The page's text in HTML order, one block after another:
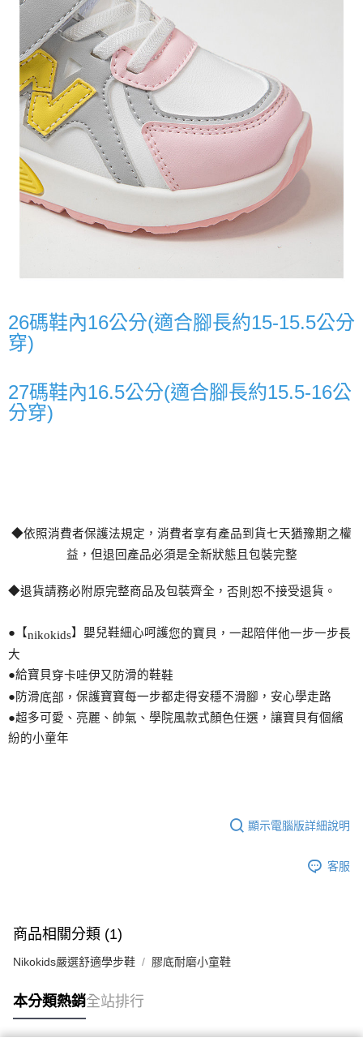
26碼鞋內16公分(適合腳長約15-15.5公分
穿)
27碼鞋內16.5公分(適合腳長約15.5-16公
分穿)
◆依照消費者保護法規定，消費者享有 產品到貨七天猶豫期之權
益，但退回 產品必須是全新狀態且包裝完整
◆退貨請務必附原完整商品及包裝齊全， 否則恕不接受退貨。
●【nikokids】嬰兒鞋細心呵護您的寶貝，一起陪伴他一步一步長
大
●給寶貝穿卡哇伊又防滑的鞋鞋
●防滑底部， 保護寶寶每一步都走得安穩不滑腳 ，安心學走路
●超多可愛、亮麗、帥氣、學院風款式顏色任選，讓寶貝有個繽
紛的小童年
顯示電腦版詳細說明
客服
商品相關分類 (1)
Nikokids嚴選舒適學步鞋 膠底耐磨小童鞋
本分類熱銷全站排行